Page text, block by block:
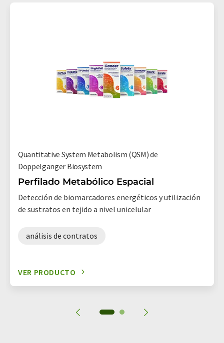
Quantitative System Metabolism (QSM) de
Doppelganger Biosystem
Perfilado Metabólico Espacial
Detección de biomarcadores energéticos y utilización
de sustratos en tejido a nivel unicelular
análisis de contratos
VER PRODUCTO